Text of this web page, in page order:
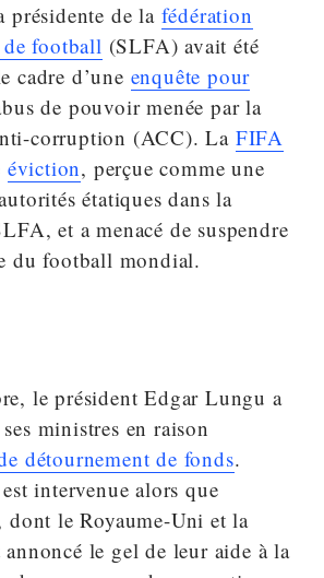
présidente de la fédération
de football (SLFA) avait été
cadre d’une enquête pour
de pouvoir menée par la
corruption (ACC). La FIFA
éviction, perçue comme une
étatiques dans la
et a menacé de suspendre
du football mondial.
le président Edgar Lungu a
ministres en raison
détournement de fonds.
intervenue alors que
dont le Royaume-Uni et la
annoncé le gel de leur aide à la